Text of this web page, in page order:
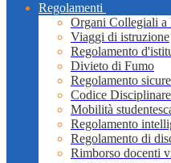
Regolamenti
Organi Collegiali a
Viaggi di istruzione
Regolamento
Divieto di Fumo
Regolamento
Codice
Mobilità
Regolamento
Regolamento di
Rimborso docenti